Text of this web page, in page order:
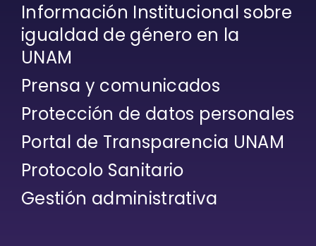
Información Institucional sobre
igualdad de género en la
UNAM
Prensa y comunicados
Protección de datos personales
Portal de Transparencia UNAM
Protocolo Sanitario
Gestión administrativa